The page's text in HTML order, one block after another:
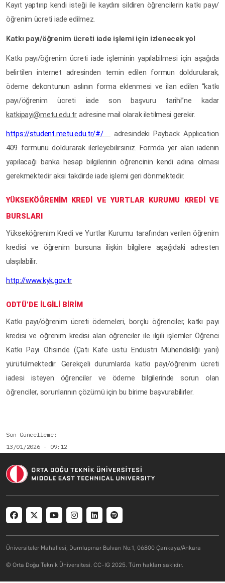
Kayıt yaptırıp kendi isteği ile kaydını sildiren öğrencilerin katkı payı/
öğrenim ücreti iade edilmez.
Katkı payı/öğrenim ücreti iade işlemi için izlenecek yol
Katkı payı/öğrenim ücreti iade işleminin yapılabilmesi için aşağıda
belirtilen internet adresinden temin edilen formun doldurularak,
ödeme dekontunun aslının forma eklenmesi ve ilan edilen “katkı
payı/öğrenim ücreti iade son başvuru tarihi”ne kadar
katkipayi@metu.edu.tr adresine mail olarak iletilmesi gerekir.
https://student.metu.edu.tr/#/
adresindeki Payback Application
409 formunu doldurarak ilerleyebilirsiniz. Formda yer alan iadenin
yapılacağı banka hesap bilgilerinin öğrencinin kendi adına olması
gerekmektedir aksi takdirde iade işlemi geri dönmektedir.
YÜKSEKÖĞRENİM KREDİ VE YURTLAR KURUMU KREDİ VE
BURSLARI
Yükseköğrenim Kredi ve Yurtlar Kurumu tarafından verilen öğrenim
kredisi ve öğrenim bursuna ilişkin bilgilere aşağıdaki adresten
ulaşılabilir.
http://www.kyk.gov.tr
ODTÜ’DE İLGİLİ BİRİM
Katkı payı/öğrenim ücreti ödemeleri, borçlu öğrenciler, katkı payı
kredisi ve öğrenim kredisi alan öğrenciler ile ilgili işlemler Öğrenci
Katkı Payı Ofisinde (Çatı Kafe üstü Endüstri Mühendisliği yanı)
yürütülmektedir. Gerekçeli durumlarda katkı payı/öğrenim ücreti
iadesi isteyen öğrenciler ve ödeme bilgilerinde sorun olan
öğrenciler, sorunlarının çözümü için bu birime başvurabilirler.
Son Güncelleme
13/01/2026 - 09:12
Social menu
Üniversiteler Mahallesi, Dumlupınar Bulvarı No:1, 06800 Çankaya/Ankara
© Orta Doğu Teknik Üniversitesi. CC-IG 2025. Tüm hakları saklıdır.